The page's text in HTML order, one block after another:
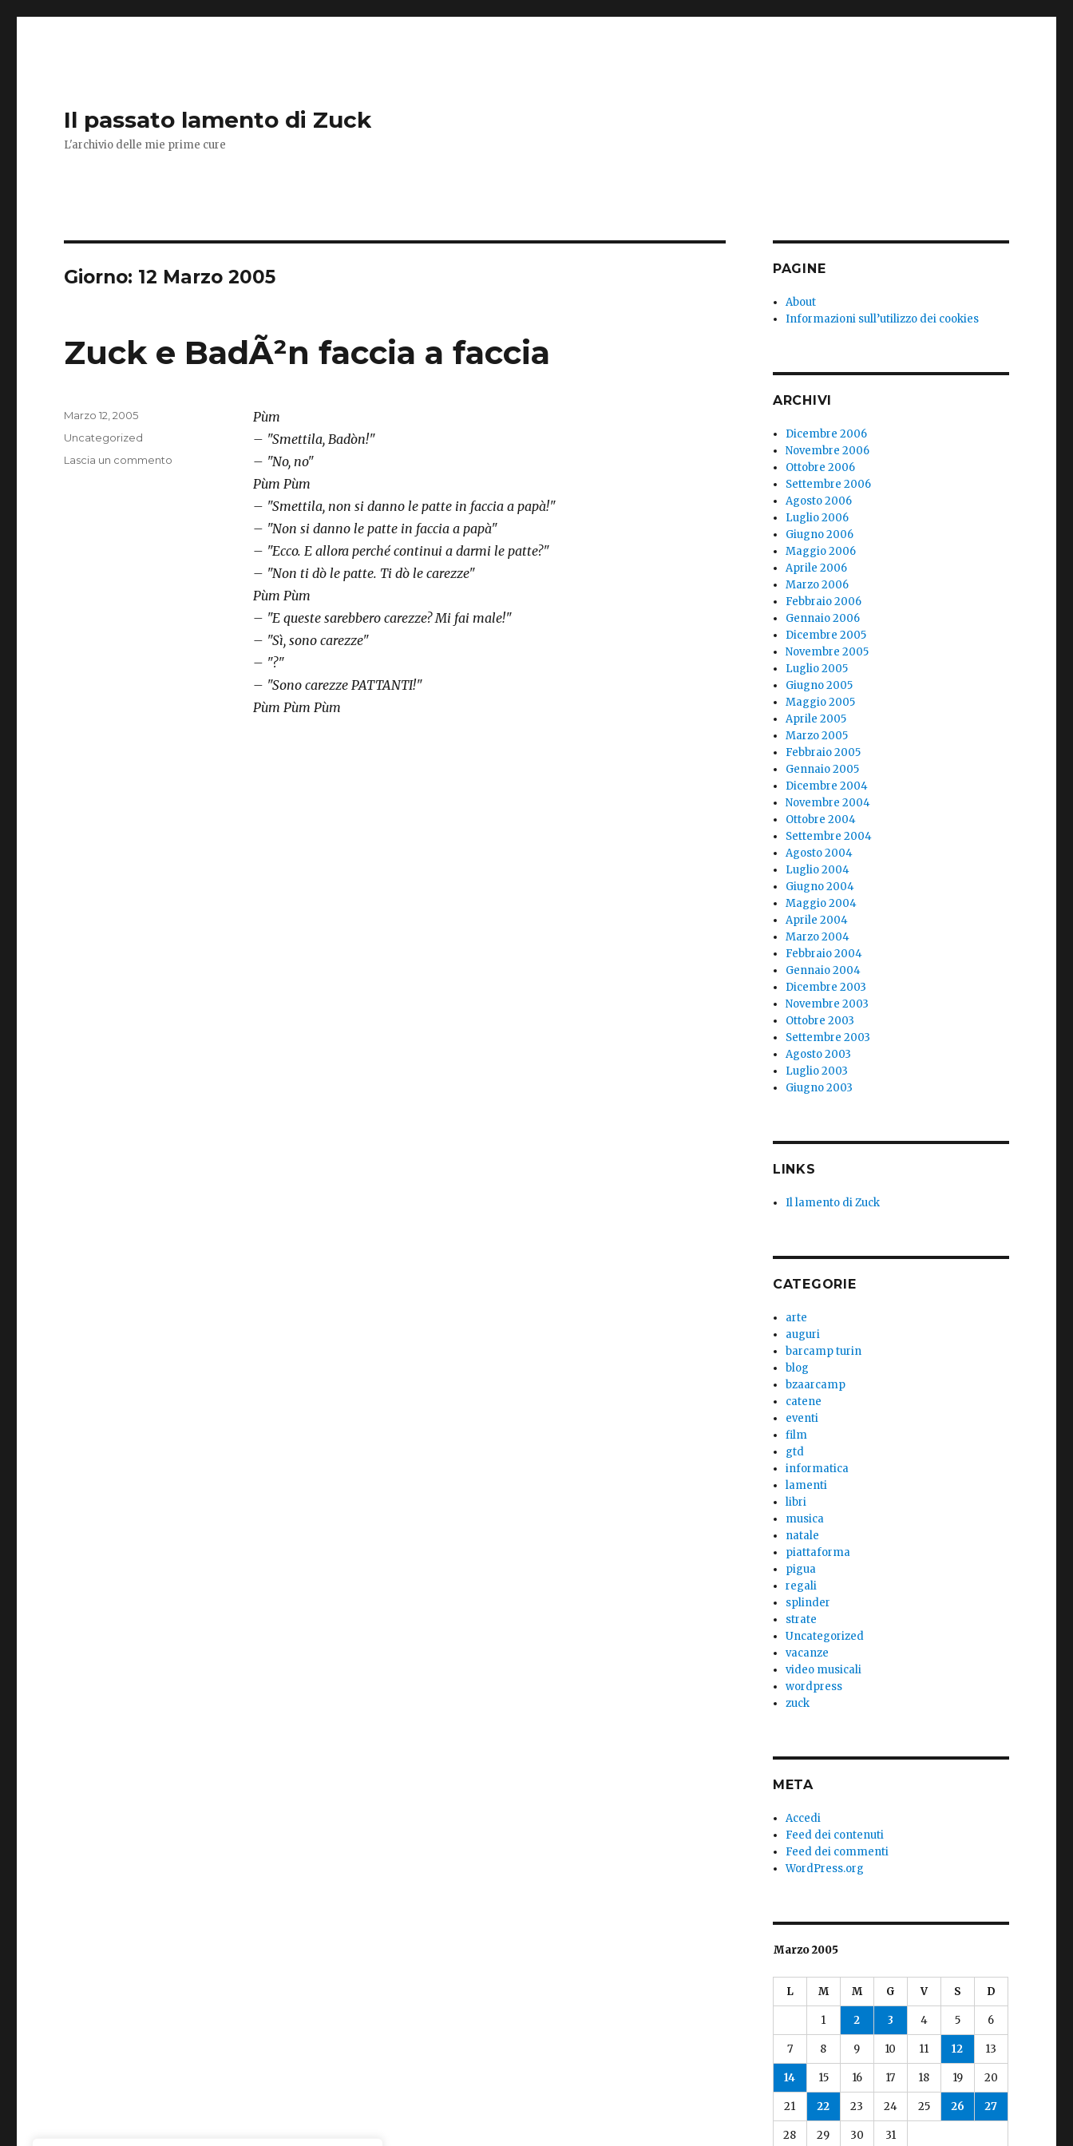
Il passato lamento di Zuck
L'archivio delle mie prime cure
Giorno: 12 Marzo 2005
Zuck e BadÃ²n faccia a faccia
Pùm
– "Smettila, Badòn!"
– "No, no"
Pùm Pùm
– "Smettila, non si danno le patte in faccia a papà!"
– "Non si danno le patte in faccia a papà"
– "Ecco. E allora perché continui a darmi le patte?"
– "Non ti dò le patte. Ti dò le carezze"
Pùm Pùm
– "E queste sarebbero carezze? Mi fai male!"
– "Sì, sono carezze"
– "?"
– "Sono carezze PATTANTI!"
Pùm Pùm Pùm
Pubblicato
Marzo 12, 2005
Categorie
Uncategorized
Lascia un commento
PAGINE
About
Informazioni sull’utilizzo dei cookies
ARCHIVI
Dicembre 2006
Novembre 2006
Ottobre 2006
Settembre 2006
Agosto 2006
Luglio 2006
Giugno 2006
Maggio 2006
Aprile 2006
Marzo 2006
Febbraio 2006
Gennaio 2006
Dicembre 2005
Novembre 2005
Luglio 2005
Giugno 2005
Maggio 2005
Aprile 2005
Marzo 2005
Febbraio 2005
Gennaio 2005
Dicembre 2004
Novembre 2004
Ottobre 2004
Settembre 2004
Agosto 2004
Luglio 2004
Giugno 2004
Maggio 2004
Aprile 2004
Marzo 2004
Febbraio 2004
Gennaio 2004
Dicembre 2003
Novembre 2003
Ottobre 2003
Settembre 2003
Agosto 2003
Luglio 2003
Giugno 2003
LINKS
Il lamento di Zuck
CATEGORIE
arte
auguri
barcamp turin
blog
bzaarcamp
catene
eventi
film
gtd
informatica
lamenti
libri
musica
natale
piattaforma
pigua
regali
splinder
strate
Uncategorized
vacanze
video musicali
wordpress
zuck
META
Accedi
Feed dei contenuti
Feed dei commenti
WordPress.org
Marzo 2005
L M M G V S D
1 2 3 4 5 6
7 8 9 10 11 12 13
14 15 16 17 18 19 20
21 22 23 24 25 26 27
28 29 30 31